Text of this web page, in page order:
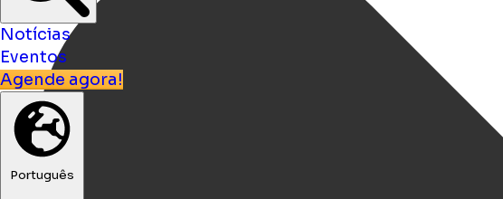
Notícias
Eventos
Agende agora!
Português